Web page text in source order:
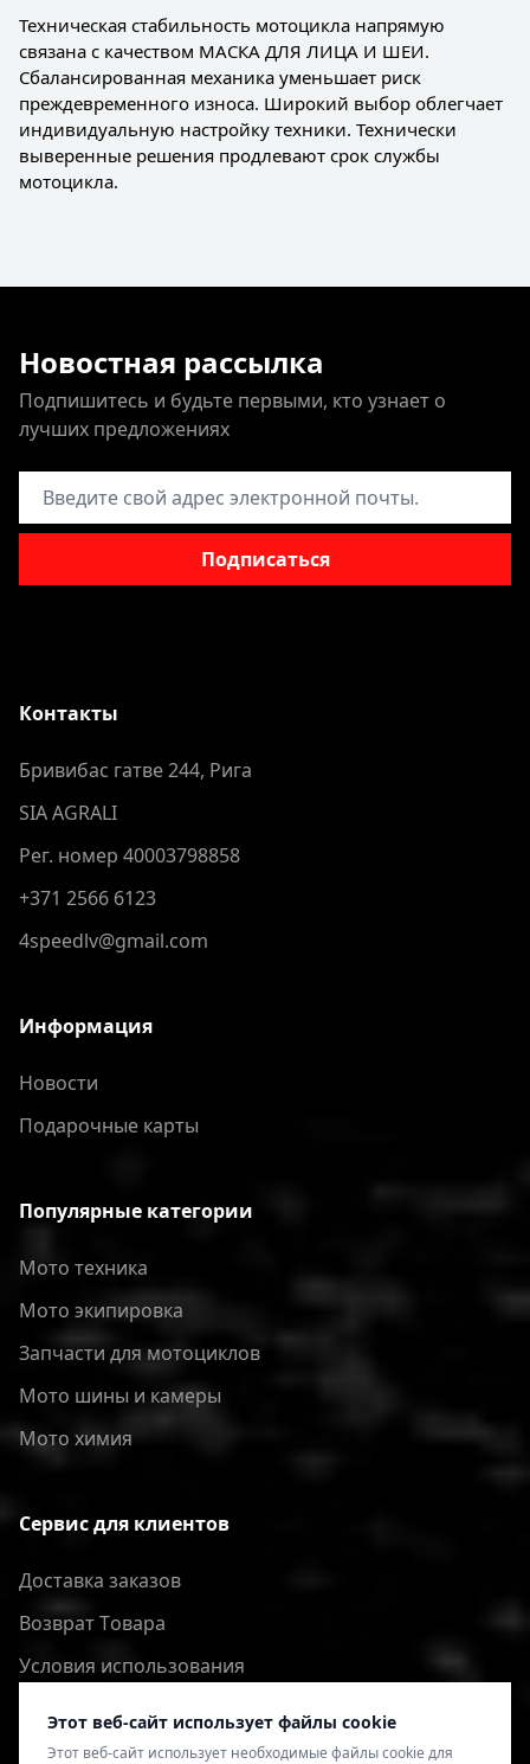
Этот веб-сайт использует файлы cookie
Этот веб-сайт использует необходимые файлы cookie для
Техническая стабильность мотоцикла напрямую
связана с качеством МАСКА ДЛЯ ЛИЦА И ШЕИ.
Сбалансированная механика уменьшает риск
преждевременного износа. Широкий выбор облегчает
индивидуальную настройку техники. Технически
выверенные решения продлевают срок службы
мотоцикла.
Новостная рассылка
Подпишитесь и будьте первыми, кто узнает о
лучших предложениях
Адрес электронной почты
Подписаться
Контакты
Бривибас гатве 244, Рига
SIA AGRALI
Рег. номер 40003798858
+371 2566 6123
4speedlv@gmail.com
Информация
Новости
Подарочные карты
Популярные категории
Мото техника
Мото экипировка
Запчасти для мотоциклов
Мото шины и камеры
Мото химия
Сервис для клиентов
Доставка заказов
Bозврат Tовара
Условия использования
Политика конфиденциальности